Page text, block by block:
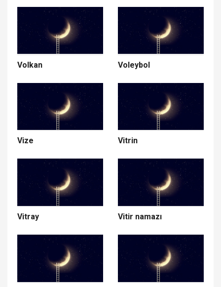
Volkan Voleybol
Vize Vitrin
Vitray Vitir namazı